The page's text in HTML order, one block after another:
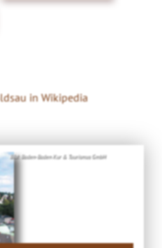
in Wikipedia
Bild: Baden-Baden Kur & Tourismus GmbH